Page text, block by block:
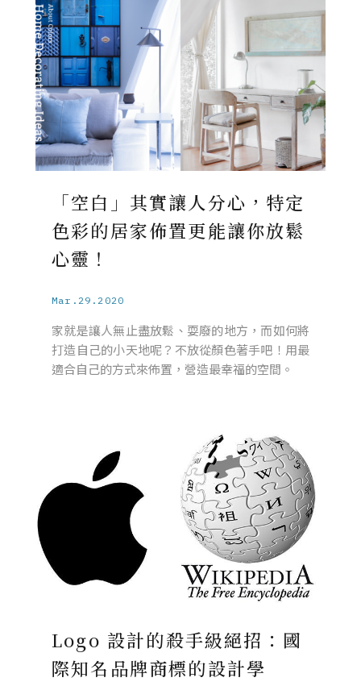
「空白」其實讓人分心，特定
色彩的居家佈置更能讓你放鬆
心靈！
Mar.29.2020
家就是讓人無止盡放鬆、耍廢的地方，而如何將
打造自己的小天地呢？不放從顏色著手吧！用最
適合自己的方式來佈置，營造最幸福的空間。
Logo 設計的殺手級絕招：國
際知名品牌商標的設計學